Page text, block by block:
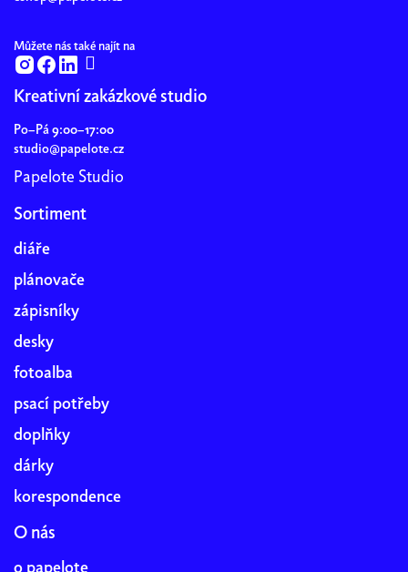
Můžete nás také najít na
Kreativní zakázkové studio
Po–Pá 9:00–17:00
studio@papelote.cz
Papelote Studio
Sortiment
diáře
plánovače
zápisníky
desky
fotoalba
psací potřeby
doplňky
dárky
korespondence
O nás